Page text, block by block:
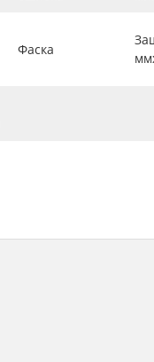
Фаска